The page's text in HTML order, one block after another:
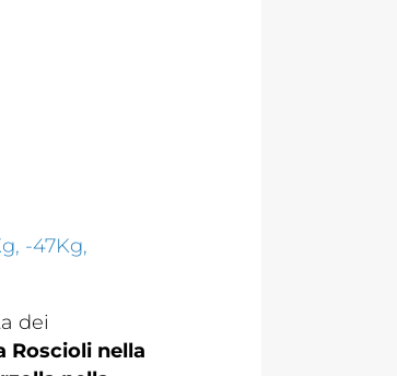
-47Kg,
dei
Roscioli nella